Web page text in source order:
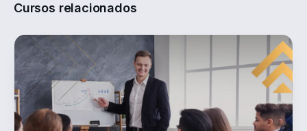
Cursos relacionados